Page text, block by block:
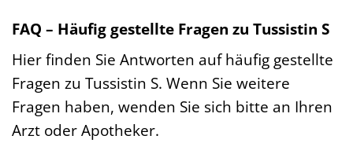
FAQ – Häufig gestellte Fragen zu Tussistin S
Hier finden Sie Antworten auf häufig gestellte
Fragen zu Tussistin S. Wenn Sie weitere
Fragen haben, wenden Sie sich bitte an Ihren
Arzt oder Apotheker.